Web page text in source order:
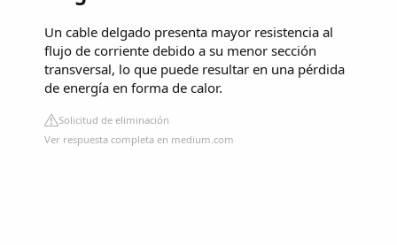
Un cable delgado presenta mayor resistencia al
flujo de corriente debido a su menor sección
transversal, lo que puede resultar en una pérdida
de energía en forma de calor.
Solicitud de eliminación
Ver respuesta completa en medium.com